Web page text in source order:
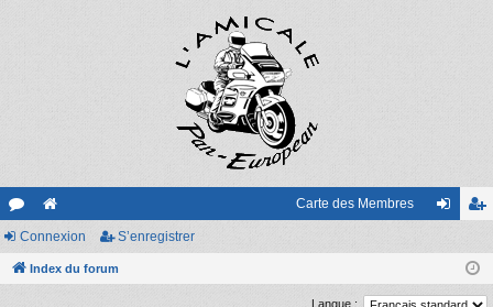
or
u
e
sit
Carte des Membres
xi
nr
eg
Connexion S’enregistrer
Index du forum
Langue :